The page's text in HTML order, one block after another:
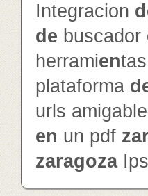
Integracion
de buscador
herramien
plataforma
urls
en un pdf
zaragoza